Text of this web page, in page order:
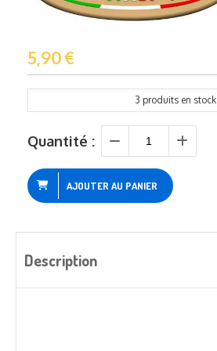
5,90€
3 produits en stock
Quantité :
AJOUTER AU PANIER
Description